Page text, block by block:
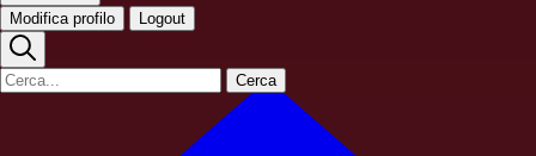
Modifica profilo Logout
Cerca